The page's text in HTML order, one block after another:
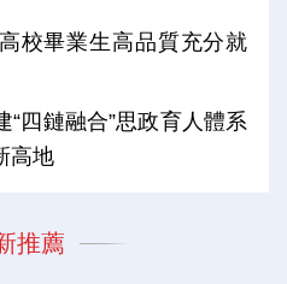
校畢業生高品質充分就
四鏈融合”思政育人體系
高地
推薦